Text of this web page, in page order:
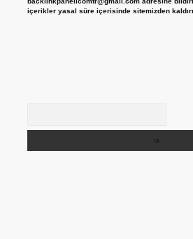
içerikler yasal süre içerisinde sitemizden